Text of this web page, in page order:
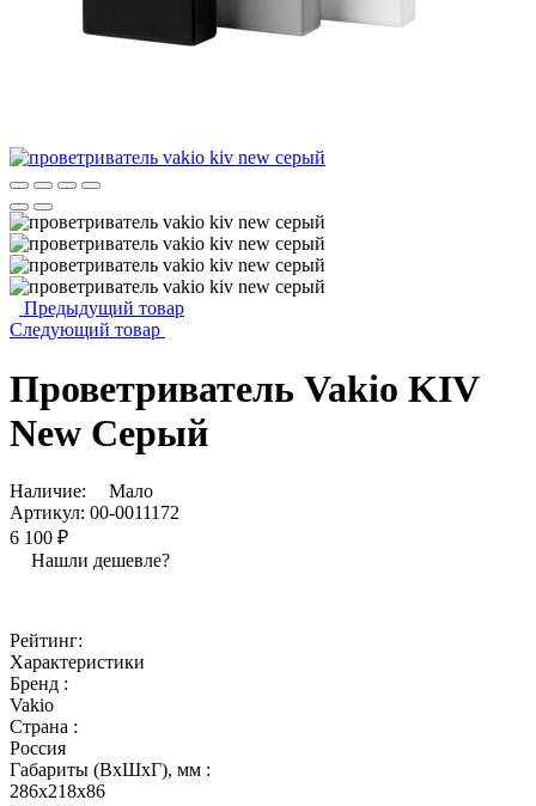
Предыдущий товар
Следующий товар
Проветриватель Vakio KIV
New Серый
Наличие:
Мало
Артикул: 00-0011172
6 100 ₽
Нашли дешевле?
Рейтинг:
Характеристики
Бренд :
Vakio
Страна :
Россия
Габариты (ВхШхГ), мм :
286x218x86